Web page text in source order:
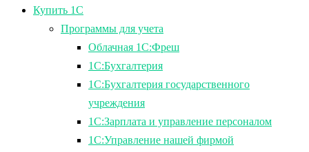
Купить 1С
Программы для учета
Облачная 1С:Фреш
1С:Бухгалтерия
1С:Бухгалтерия государственного
учреждения
1С:Зарплата и управление персоналом
1С:Управление нашей фирмой